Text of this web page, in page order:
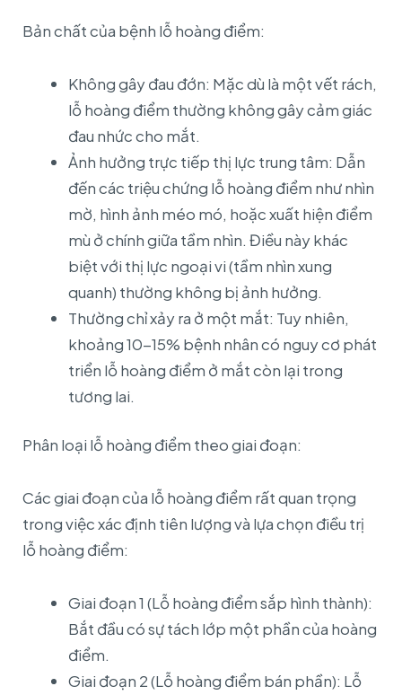
Bản chất của bệnh lỗ hoàng điểm:
Không gây đau đớn: Mặc dù là một vết rách,
lỗ hoàng điểm thường không gây cảm giác
đau nhức cho mắt.
Ảnh hưởng trực tiếp thị lực trung tâm: Dẫn
đến các triệu chứng lỗ hoàng điểm như nhìn
mờ, hình ảnh méo mó, hoặc xuất hiện điểm
mù ở chính giữa tầm nhìn. Điều này khác
biệt với thị lực ngoại vi (tầm nhìn xung
quanh) thường không bị ảnh hưởng.
Thường chỉ xảy ra ở một mắt: Tuy nhiên,
khoảng 10-15% bệnh nhân có nguy cơ phát
triển lỗ hoàng điểm ở mắt còn lại trong
tương lai.
Phân loại lỗ hoàng điểm theo giai đoạn:
Các giai đoạn của lỗ hoàng điểm rất quan trọng
trong việc xác định tiên lượng và lựa chọn điều trị
lỗ hoàng điểm:
Giai đoạn 1 (Lỗ hoàng điểm sắp hình thành):
Bắt đầu có sự tách lớp một phần của hoàng
điểm.
Giai đoạn 2 (Lỗ hoàng điểm bán phần): Lỗ